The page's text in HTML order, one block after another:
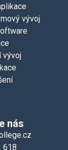
vývoj
vývoj
nás
618